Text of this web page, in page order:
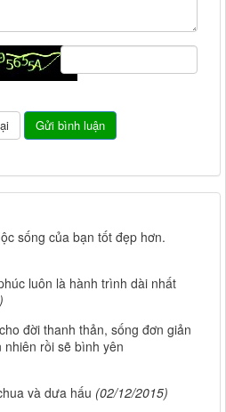
sống của bạn tốt đẹp hơn.
luôn là hành trình dài nhất
đời thanh thản, sống đơn giản
rồi sẽ bình yên
và dưa hấu (02/12/2015)